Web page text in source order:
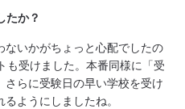
たか？
いかがちょっと心配でしたの
も受けました。本番同様に「受
らに受験日の早い学校を受け
ようにしましたね。